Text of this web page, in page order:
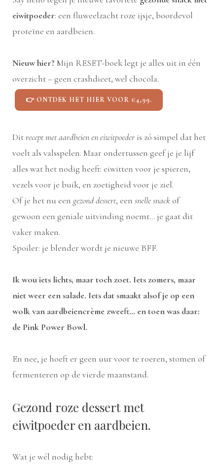
eiwitpoeder: een fluweelzacht roze ijsje, boordevol
proteïne en aardbeien.
Nieuw hier? Mijn RESET-boek legt je alles uit in één
overzicht – geen crashdieet, wel chocola.
👉 ONTDEK HET HIER VOOR €4,99.
Dit recept met aardbeien en eiwitpoeder is zó simpel dat het
voelt als valsspelen. Maar ondertussen geef je je lijf
alles wat het nodig heeft: eiwitten voor je spieren,
vezels voor je buik, en zoetigheid voor je ziel.
Of je het nu een gezond dessert, een snelle snack of
gewoon een geniale uitvinding noemt… je gaat dit
vaker maken.
Spoiler: je blender wordt je nieuwe BFF.
Ik wou iets lichts, maar toch zoet. Iets zomers, maar
niet weer een salade. Iets dat smaakt alsof je op een
wolk van aardbeiencrème zweeft… en toen was daar:
de Pink Power Bowl.
En nee, je hoeft er geen uur voor te roeren, stomen of
fermenteren op de vierde maanstand.
Gezond roze dessert met
eiwitpoeder en aardbeien.
Wat je wél nodig hebt: